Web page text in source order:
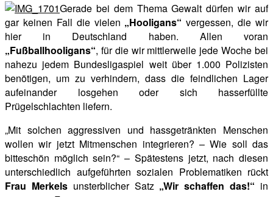
Gerade bei dem Thema Gewalt dürfen wir auf
gar keinen Fall die vielen „Hooligans“vergessen, die wir
hier in Deutschland haben. Allen voran
„Fußballhooligans“, für die wir mittlerweile jede Woche bei
nahezu jedem Bundesligaspiel weit über 1.000 Polizisten
benötigen, um zu verhindern, dass die feindlichen Lager
aufeinander losgehen oder sich hasserfüllte
Prügelschlachten liefern.
„Mit solchen aggressiven und hassgetränkten Menschen
wollen wir jetzt Mitmenschen integrieren? – Wie soll das
bitteschön möglich sein?“ – Spätestens jetzt, nach diesen
unterschiedlich aufgeführten sozialen Problematiken rückt
Frau Merkelsunsterblicher Satz „Wir schaffen das!“ in